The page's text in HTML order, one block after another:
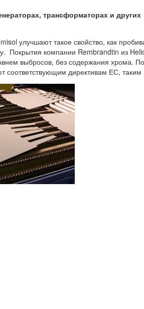
трансформаторах и других
улучшают такое свойство, как
Покрытия компании Rembrandtin из
выбросов, без содержания хрома.
соответствующим директивам ЕС, таким